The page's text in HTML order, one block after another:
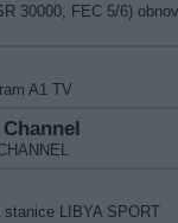
30000, FEC 5/6)
A1 TV
LIBYA SPORT